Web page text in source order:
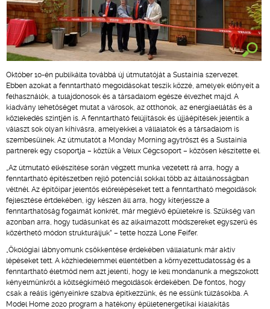
Október 10-én publikálta továbbá új útmutatóját a Sustainia szervezet.
Ebben azokat a fenntartható megoldásokat teszik közzé, amelyek előnyeit a
felhasználók, a tulajdonosok és a társadalom egésze élvezhet majd. A
kiadvány lehetőséget mutat a városok, az otthonok, az energiaellátás és a
közlekedés szintjén is. A fenntartható felújítások és újjáépítések jelentik a
választ sok olyan kihívásra, amelyekkel a vállalatok és a társadalom is
szembesülnek. Az útmutatót a Monday Morning agytröszt és a Sustainia
partnerek egy csoportja – köztük a Velux Cégcsoport – közösen készítette el.
„Az útmutató elkészítése során végzett munka vezetett rá arra, hogy a
fenntartható építészetben rejlő potenciál sokkal több az általánosságban
véltnél. Az építőipar jelentős előrelépéseket tett a fenntartható megoldások
fejlesztése értdekében, így készen áll arra, hogy kiterjessze a
fenntarthatóság fogalmát konkrét, már meglévő épületekre is. Szükség van
azonban arra, hogy tudásunkat és az alkalmazott módszereket egyszerű és
közérthető módon strukturáljuk” – tette hozzá Lone Feifer.
„Ökológiai lábnyomunk csökkentése érdekében vállalatunk már aktív
lépéseket tett. A közhiedelemmel ellentétben a környezettudatosság és a
fenntartható életmód nem azt jelenti, hogy le kell mondanunk a megszokott
kényelmünkről a költségkímélő megoldások érdekében. De fontos, hogy
csak a reális igényeinkre szabva építkezzünk, és ne essünk túlzásokba. A
Model Home 2020 program a hatékony épületenergetikai kialakítás